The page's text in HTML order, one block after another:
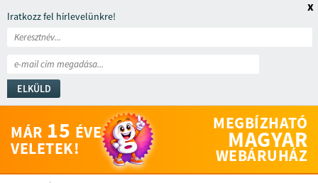
Iratkozz fel hírlevelünkre!
ELKÜLD
x
MÁR 15 ÉVE
VELETEK!
MEGBÍZHATÓ
MAGYAR
WEBÁRUHÁZ